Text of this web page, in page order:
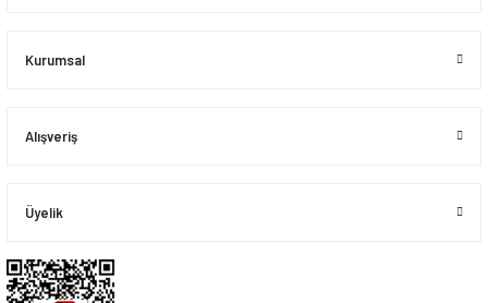
Kurumsal
Alışveriş
Üyelik